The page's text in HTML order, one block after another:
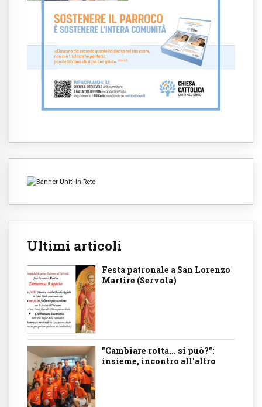
Ultimi articoli
Festa patronale a San Lorenzo
Martire (Servola)
"Cambiare rotta... si può?":
insieme, incontro all'altro